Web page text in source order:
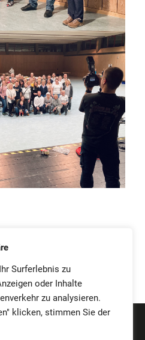
Surferlebnis zu
oder Inhalte
zu analysieren.
klicken, stimmen Sie der